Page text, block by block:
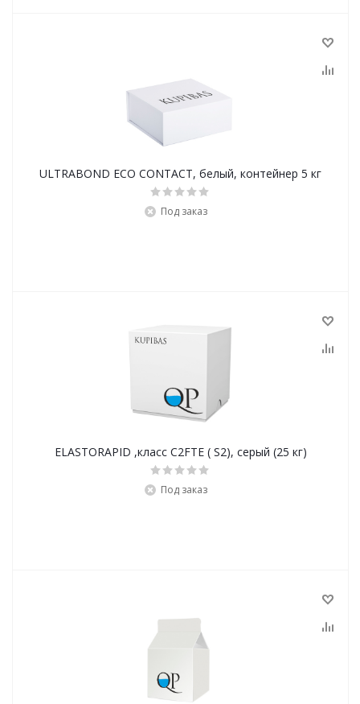
ULTRABOND ECO CONTACT, белый, контейнер 5 кг
Под заказ
ELASTORAPID ,класс С2FTE ( S2), серый (25 кг)
Под заказ